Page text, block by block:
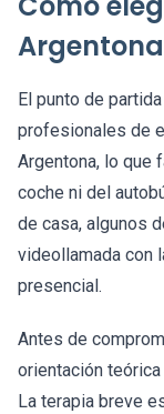
Argentona
El punto de
profesionales de
Argentona, lo que
coche ni del
de casa, algunos
videollamada con
presencial.
Antes de
orientación
La terapia breve